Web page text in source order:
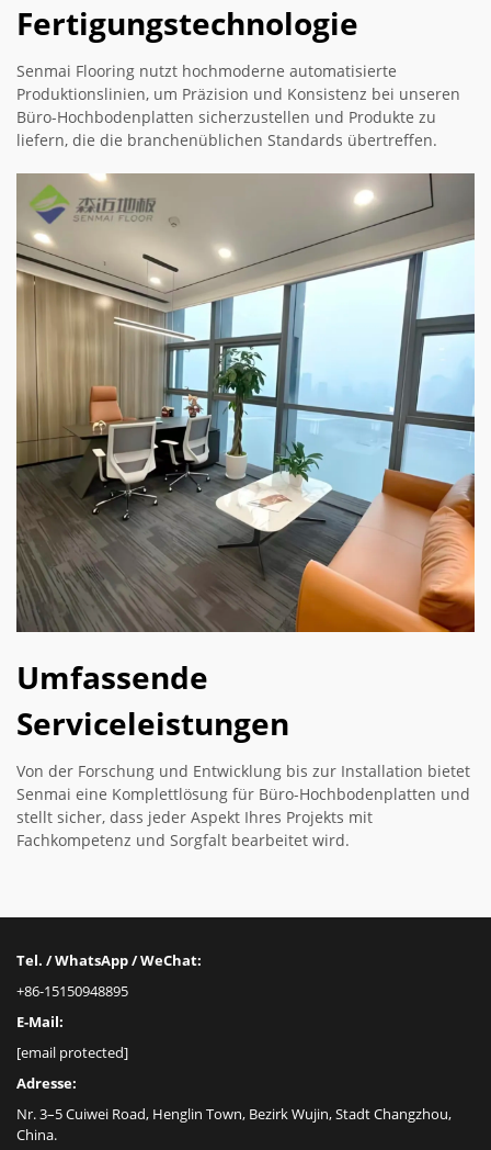
Fertigungstechnologie
Senmai Flooring nutzt hochmoderne automatisierte
Produktionslinien, um Präzision und Konsistenz bei unseren
Büro-Hochbodenplatten sicherzustellen und Produkte zu
liefern, die die branchenüblichen Standards übertreffen.
Umfassende
Serviceleistungen
Von der Forschung und Entwicklung bis zur Installation bietet
Senmai eine Komplettlösung für Büro-Hochbodenplatten und
stellt sicher, dass jeder Aspekt Ihres Projekts mit
Fachkompetenz und Sorgfalt bearbeitet wird.
Tel. / WhatsApp / WeChat:
+86-15150948895
E-Mail:
[email protected]
Adresse:
Nr. 3–5 Cuiwei Road, Henglin Town, Bezirk Wujin, Stadt Changzhou,
China.